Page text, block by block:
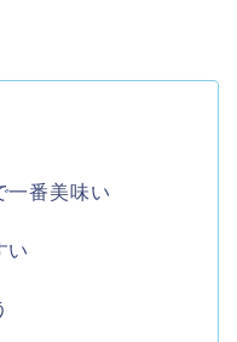
一番美味い
い